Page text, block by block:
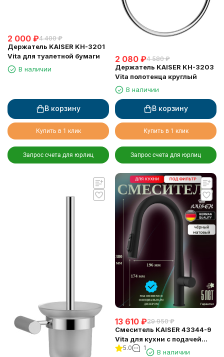
2 000 ₽4 400 ₽
Держатель KAISER KH-3201
Vita для туалетной бумаги
В наличии
В корзину
Купить в 1 клик
Запрос счета для юрлиц
2 080 ₽4 580 ₽
Держатель KAISER KH-3203
Vita полотенца круглый
В наличии
В корзину
Купить в 1 клик
Запрос счета для юрлиц
13 610 ₽29 950 ₽
Смеситель KAISER 43344-9
Vita для кухни с подачей
фильтрованной воды
5.0 1
В наличии